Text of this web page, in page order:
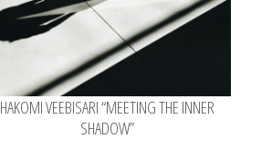
HAKOMI VEEBISARI “MEETING THE INNER
SHADOW”